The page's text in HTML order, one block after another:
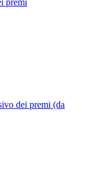
premi
dei premi (da